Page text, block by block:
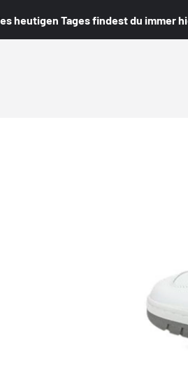
heutigen Tages findest du immer